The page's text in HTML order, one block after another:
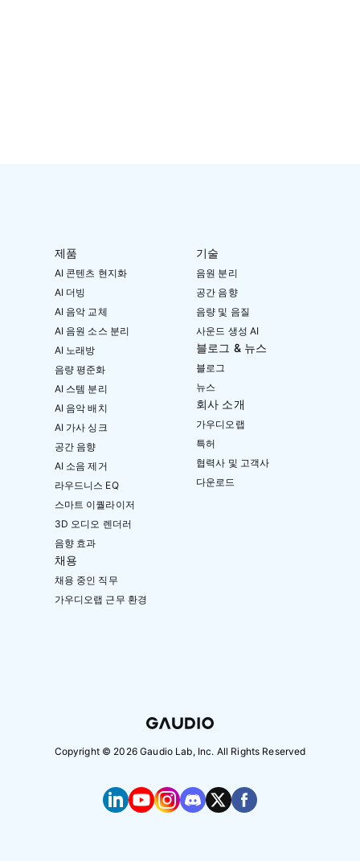
제품
AI 콘텐츠 현지화
AI 더빙
AI 음악 교체
AI 음원 소스 분리
AI 노래방
음량 평준화
AI 스템 분리
AI 음악 배치
AI 가사 싱크
공간 음향
AI 소음 제거
라우드니스 EQ
스마트 이퀄라이저
3D 오디오 렌더러
음향 효과
채용
채용 중인 직무
가우디오랩 근무 환경
기술
음원 분리
공간 음향
음량 및 음질
사운드 생성 AI
블로그 & 뉴스
블로그
뉴스
회사 소개
가우디오랩
특허
협력사 및 고객사
다운로드
Copyright © 2026Gaudio Lab, Inc. All Rights Reserved